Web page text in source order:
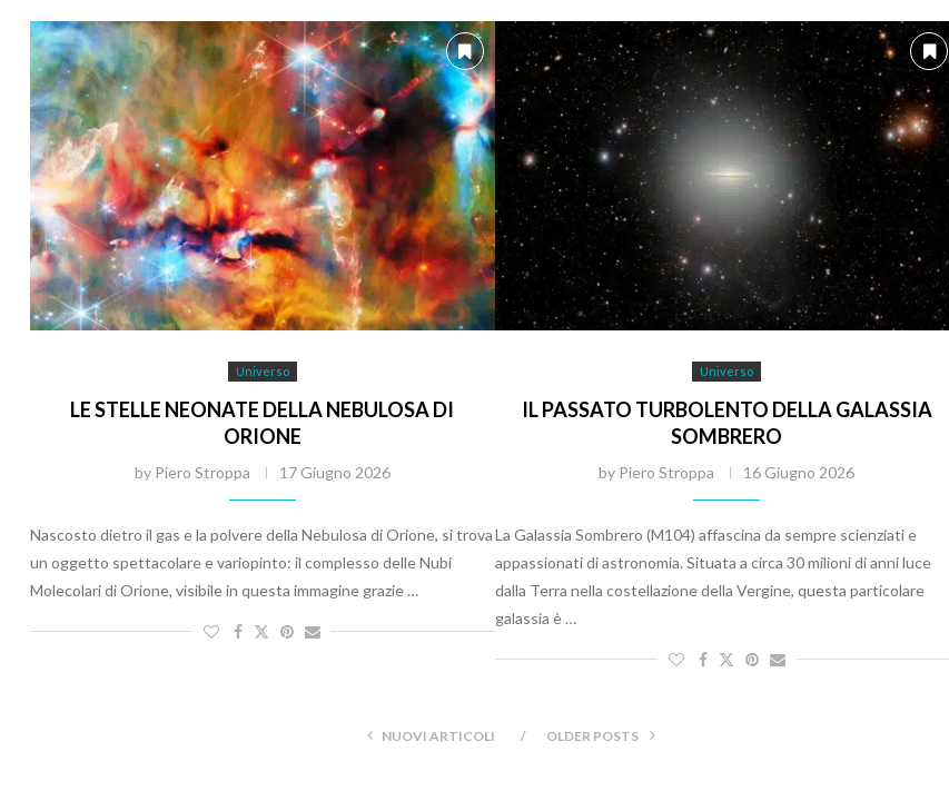
Universo
LE STELLE NEONATE DELLA NEBULOSA DI
ORIONE
by Piero Stroppa 17 Giugno 2026
Nascosto dietro il gas e la polvere della Nebulosa di Orione, si trova
un oggetto spettacolare e variopinto: il complesso delle Nubi
Molecolari di Orione, visibile in questa immagine grazie …
Universo
IL PASSATO TURBOLENTO DELLA GALASSIA
SOMBRERO
by Piero Stroppa 16 Giugno 2026
La Galassia Sombrero (M104) affascina da sempre scienziati e
appassionati di astronomia. Situata a circa 30 milioni di anni luce
dalla Terra nella costellazione della Vergine, questa particolare
galassia è …
NUOVI ARTICOLI OLDER POSTS